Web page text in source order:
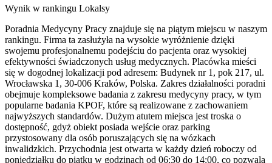
Wynik w rankingu Lokalsy
Poradnia Medycyny Pracy znajduje się na piątym miejscu w naszym
rankingu. Firma ta zasłużyła na wysokie wyróżnienie dzięki
swojemu profesjonalnemu podejściu do pacjenta oraz wysokiej
efektywności świadczonych usług medycznych. Placówka mieści
się w dogodnej lokalizacji pod adresem: Budynek nr 1, pok 217, ul.
Wrocławska 1, 30-006 Kraków, Polska. Zakres działalności poradni
obejmuje kompleksowe badania z zakresu medycyny pracy, w tym
popularne badania KPOF, które są realizowane z zachowaniem
najwyższych standardów. Dużym atutem miejsca jest troska o
dostępność, gdyż obiekt posiada wejście oraz parking
przystosowany dla osób poruszających się na wózkach
inwalidzkich. Przychodnia jest otwarta w każdy dzień roboczy od
poniedziałku do piątku w godzinach od 06:30 do 14:00, co pozwala